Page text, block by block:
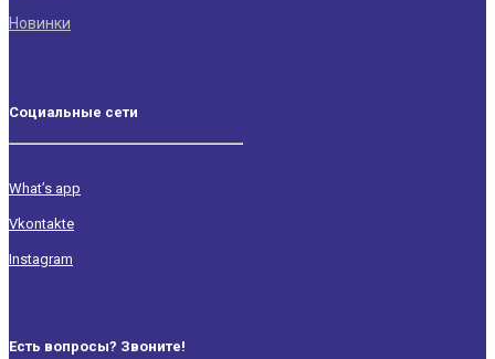
Новинки
Социальные сети
What’s app
Vkontakte
Instagram
Есть вопросы? Звоните!